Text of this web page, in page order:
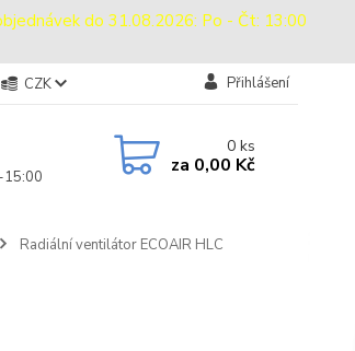
do 31.08.2026: Po - Čt: 13:00
CZK Přihlášení
15:00
0ks
za 0,00 Kč
Radiální ventilátor ECOAIR HLC